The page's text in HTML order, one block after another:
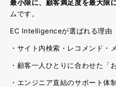
最小限に、顧客満足度を最大限
ムです。
EC Intelligenceが選ばれる理由
・サイト内検索・レコメンド・
・顧客一人ひとりに合わせた「
・エンジニア直結のサポート体